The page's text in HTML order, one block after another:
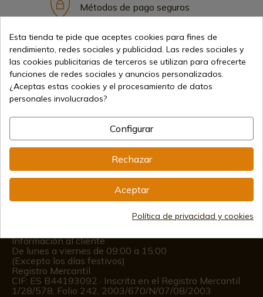
Métodos de pago seguros
Envíos internacionales
Información al cliente
De lunes a viernes de 09:00 a 15:00
(Excepto los días festivos)
Registro Mercantil
CIF: ES B44193092 · Inscrita en el Registro Mercantil
1/28/578, Folio 242, 2003/670/N/07/08/2003
Esta tienda te pide que aceptes cookies para fines de
rendimiento, redes sociales y publicidad. Las redes sociales y
las cookies publicitarias de terceros se utilizan para ofrecerte
funciones de redes sociales y anuncios personalizados.
¿Aceptas estas cookies y el procesamiento de datos
personales involucrados?
Configurar
Rechazar
Aceptar
Política de privacidad y cookies